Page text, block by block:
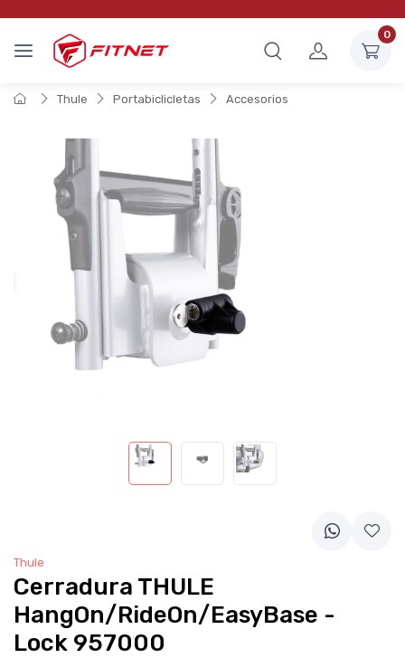
0
Thule Portabiclicletas Accesorios
Thule
Cerradura THULE
HangOn/RideOn/EasyBase -
Lock 957000